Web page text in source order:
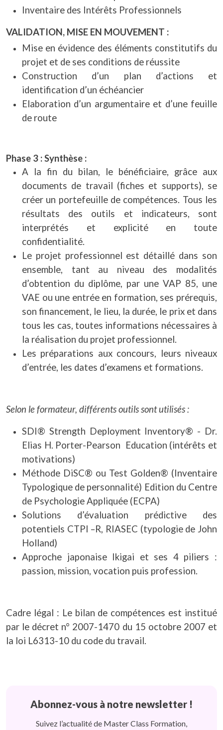
Inventaire des Intérêts Professionnels
VALIDATION, MISE EN MOUVEMENT :
Mise en évidence des éléments constitutifs du
projet et de ses conditions de réussite
Construction d’un plan d’actions et
identification d’un échéancier
Elaboration d’un argumentaire et d’une feuille
de route
Phase 3 : Synthèse :
A la fin du bilan, le bénéficiaire, grâce aux
documents de travail (fiches et supports), se
créer un portefeuille de compétences. Tous les
résultats des outils et indicateurs, sont
interprétés et explicité en toute
confidentialité.
Le projet professionnel est détaillé dans son
ensemble, tant au niveau des modalités
d’obtention du diplôme, par une VAP 85, une
VAE ou une entrée en formation, ses prérequis,
son financement, le lieu, la durée, le prix et dans
tous les cas, toutes informations nécessaires à
la réalisation du projet professionnel.
Les préparations aux concours, leurs niveaux
d’entrée, les dates d’examens et formations.
Selon le formateur, différents outils sont utilisés :
SDI® Strength Deployment Inventory® - Dr.
Elias H. Porter-Pearson Education (intérêts et
motivations)
Méthode DiSC® ou Test Golden® (Inventaire
Typologique de personnalité) Edition du Centre
de Psychologie Appliquée (ECPA)
Solutions d’évaluation prédictive des
potentiels CTPI –R, RIASEC (typologie de John
Holland)
Approche japonaise Ikigai et ses 4 piliers :
passion, mission, vocation puis profession.
Cadre légal : Le bilan de compétences est institué
par le décret n° 2007-1470 du 15 octobre 2007 et
la loi L6313-10 du code du travail.
Abonnez-vous à notre newsletter !
Suivez l’actualité de Master Class Formation,